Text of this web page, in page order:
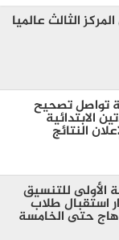
الثالث عالميا
تواصل تصحيح
الابتدائية
النتائج
الأولى للتنسيق
استقبال طلاب
حتى الخامسة